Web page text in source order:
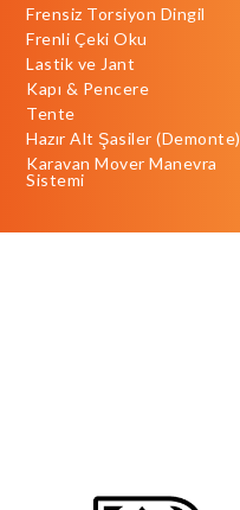
Frensiz Torsiyon Dingil
Frenli Çeki Oku
Lastik ve Jant
Kapı & Pencere
Tente
Hazır Alt Şasiler (Demonte)
Karavan Mover Manevra
Sistemi